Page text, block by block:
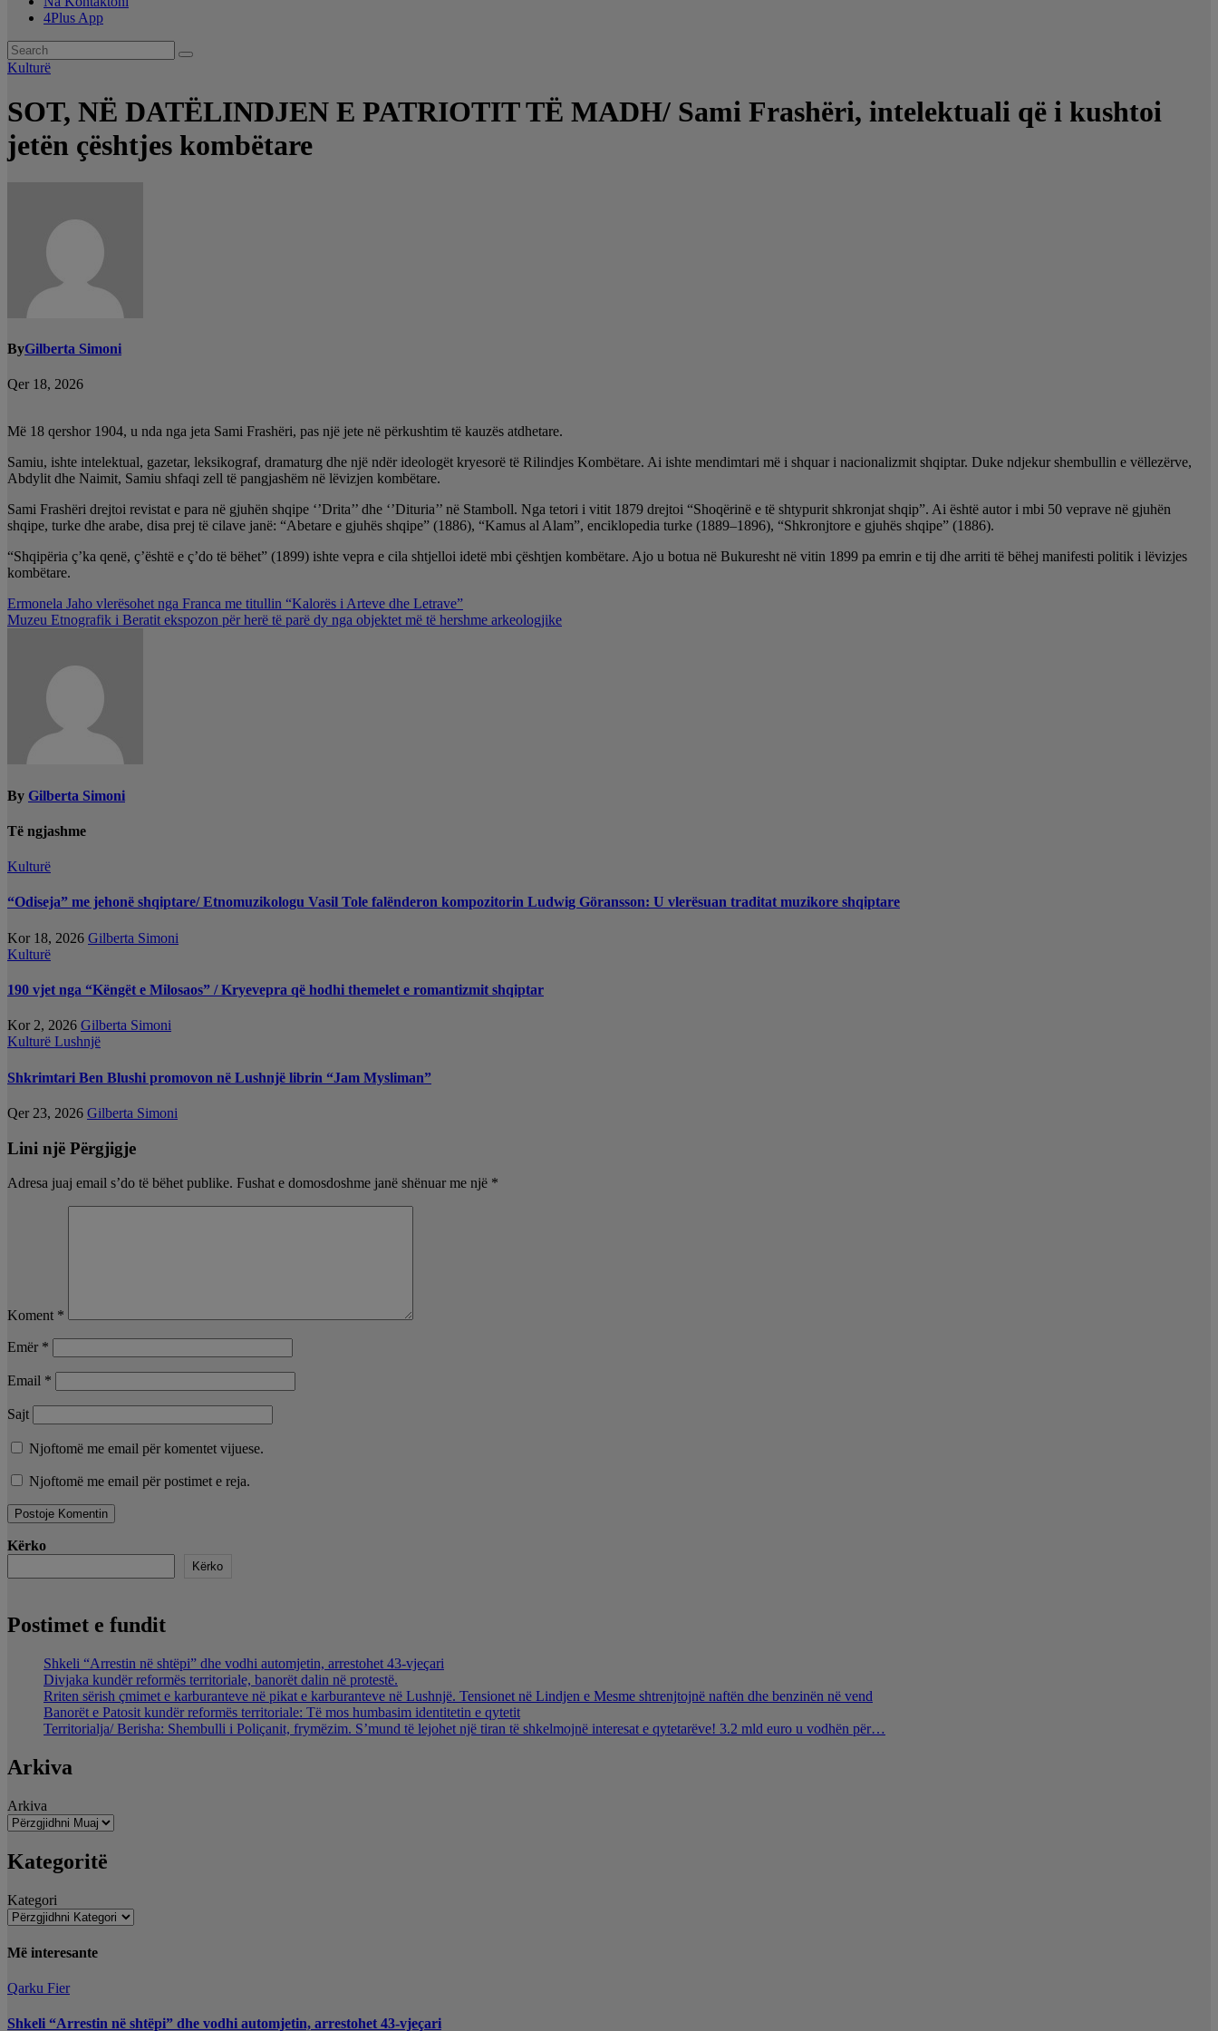
4Plus App
Kulturë
SOT, NË DATËLINDJEN E PATRIOTIT TË MADH/ Sami Frashëri, intelektuali që i kushtoi
jetën çështjes kombëtare
ByGilberta Simoni
Qer 18, 2026
Më 18 qershor 1904, u nda nga jeta Sami Frashëri, pas një jete në përkushtim të kauzës atdhetare.
Samiu, ishte intelektual, gazetar, leksikograf, dramaturg dhe një ndër ideologët kryesorë të Rilindjes Kombëtare. Ai ishte mendimtari më i shquar i nacionalizmit shqiptar. Duke ndjekur shembullin e vëllezërve,
Abdylit dhe Naimit, Samiu shfaqi zell të pangjashëm në lëvizjen kombëtare.
Sami Frashëri drejtoi revistat e para në gjuhën shqipe ‘’Drita’’ dhe ‘’Dituria’’ në Stamboll. Nga tetori i vitit 1879 drejtoi “Shoqërinë e të shtypurit shkronjat shqip”. Ai është autor i mbi 50 veprave në gjuhën
shqipe, turke dhe arabe, disa prej të cilave janë: “Abetare e gjuhës shqipe” (1886), “Kamus al Alam”, enciklopedia turke (1889–1896), “Shkronjtore e gjuhës shqipe” (1886).
“Shqipëria ç’ka qenë, ç’është e ç’do të bëhet” (1899) ishte vepra e cila shtjelloi idetë mbi çështjen kombëtare. Ajo u botua në Bukuresht në vitin 1899 pa emrin e tij dhe arriti të bëhej manifesti politik i lëvizjes
kombëtare.
Lëvizje
te
Ermonela Jaho vlerësohet nga Franca me titullin “Kalorës i Arteve dhe Letrave”
Muzeu Etnografik i Beratit ekspozon për herë të parë dy nga objektet më të hershme arkeologjike
By Gilberta Simoni
Të ngjashme
Kulturë
“Odiseja” me jehonë shqiptare/ Etnomuzikologu Vasil Tole falënderon kompozitorin Ludwig Göransson: U vlerësuan traditat muzikore shqiptare
Kor 18, 2026 Gilberta Simoni
Kulturë
190 vjet nga “Këngët e Milosaos” / Kryevepra që hodhi themelet e romantizmit shqiptar
Kor 2, 2026 Gilberta Simoni
Kulturë Lushnjë
Shkrimtari Ben Blushi promovon në Lushnjë librin “Jam Mysliman”
Qer 23, 2026 Gilberta Simoni
Lini një Përgjigje
Adresa juaj email s’do të bëhet publike. Fushat e domosdoshme janë shënuar me një *
Koment *
Emër *
Email *
Sajt
Njoftomë me email për komentet vijuese.
Njoftomë me email për postimet e reja.
Kërko
Kërko
Postimet e fundit
Shkeli “Arrestin në shtëpi” dhe vodhi automjetin, arrestohet 43-vjeçari
Divjaka kundër reformës territoriale, banorët dalin në protestë.
Rriten sërish çmimet e karburanteve në pikat e karburanteve në Lushnjë. Tensionet në Lindjen e Mesme shtrenjtojnë naftën dhe benzinën në vend
Banorët e Patosit kundër reformës territoriale: Të mos humbasim identitetin e qytetit
Territorialja/ Berisha: Shembulli i Poliçanit, frymëzim. S’mund të lejohet një tiran të shkelmojnë interesat e qytetarëve! 3.2 mld euro u vodhën për…
Arkiva
Arkiva
Kategoritë
Kategori
Më interesante
Qarku Fier
Shkeli “Arrestin në shtëpi” dhe vodhi automjetin, arrestohet 43-vjeçari